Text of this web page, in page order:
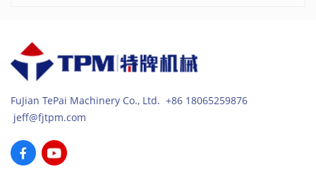
FuJian TePai Machinery Co., Ltd. +86 18065259876
jeff@fjtpm.com